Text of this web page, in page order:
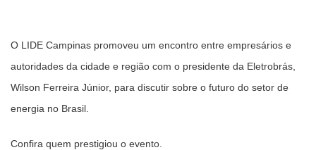
O LIDE Campinas promoveu um encontro entre empresários e
autoridades da cidade e região com o presidente da Eletrobrás,
Wilson Ferreira Júnior, para discutir sobre o futuro do setor de
energia no Brasil.
Confira quem prestigiou o evento.